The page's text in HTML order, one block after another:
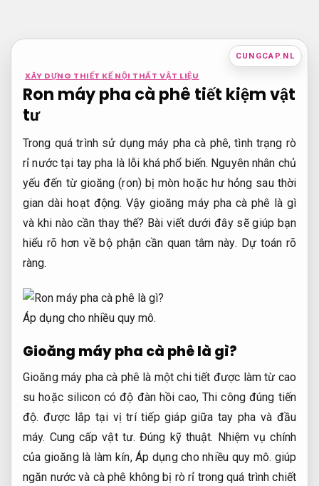
nội
CUNGCAP.NL
XÂY DỰNG THIẾT KẾ NỘI THẤT VẬT LIỆU
Ron máy pha cà phê tiết kiệm vật
tư
Trong quá trình sử dụng máy pha cà phê, tình trạng rò
rỉ nước tại tay pha là lỗi khá phổ biến. Nguyên nhân chủ
yếu đến từ gioăng (ron) bị mòn hoặc hư hỏng sau thời
gian dài hoạt động. Vậy gioăng máy pha cà phê là gì
và khi nào cần thay thế? Bài viết dưới đây sẽ giúp bạn
hiểu rõ hơn về bộ phận cần quan tâm này. Dự toán rõ
ràng.
Áp dụng cho nhiều quy mô.
Gioăng máy pha cà phê là gì?
Gioăng máy pha cà phê là một chi tiết được làm từ cao
su hoặc silicon có độ đàn hồi cao, Thi công đúng tiến
độ. được lắp tại vị trí tiếp giáp giữa tay pha và đầu
máy. Cung cấp vật tư. Đúng kỹ thuật. Nhiệm vụ chính
của gioăng là làm kín,Áp dụng cho nhiều quy mô. giúp
ngăn nước và cà phê không bị rò rỉ trong quá trình chiết